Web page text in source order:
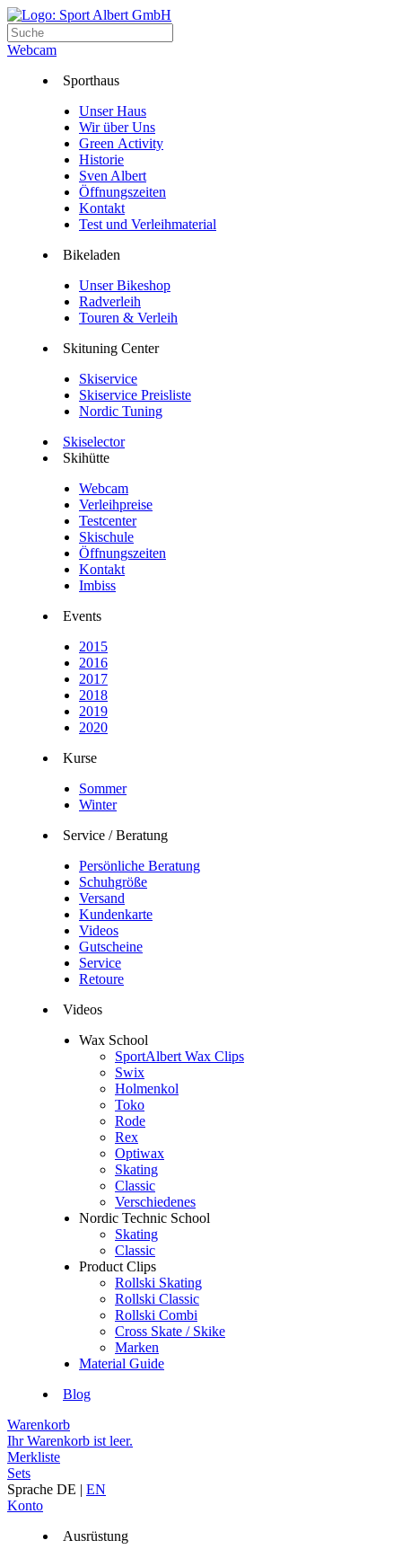
Webcam
Sporthaus
Unser Haus
Wir über Uns
Green Activity
Historie
Sven Albert
Öffnungszeiten
Kontakt
Test und Verleihmaterial
Bikeladen
Unser Bikeshop
Radverleih
Touren & Verleih
Skituning Center
Skiservice
Skiservice Preisliste
Nordic Tuning
Skiselector
Skihütte
Webcam
Verleihpreise
Testcenter
Skischule
Öffnungszeiten
Kontakt
Imbiss
Events
2015
2016
2017
2018
2019
2020
Kurse
Sommer
Winter
Service / Beratung
Persönliche Beratung
Schuhgröße
Versand
Kundenkarte
Videos
Gutscheine
Service
Retoure
Videos
Wax School
SportAlbert Wax Clips
Swix
Holmenkol
Toko
Rode
Rex
Optiwax
Skating
Classic
Verschiedenes
Nordic Technic School
Skating
Classic
Product Clips
Rollski Skating
Rollski Classic
Rollski Combi
Cross Skate / Skike
Marken
Material Guide
Blog
Warenkorb
Ihr Warenkorb ist leer.
Merkliste
Sets
Sprache DE | EN
Konto
Ausrüstung